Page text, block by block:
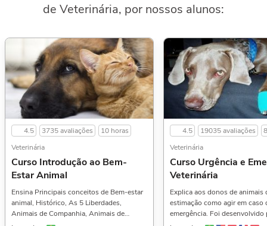
de Veterinária, por nossos alunos:
4.5 3735 avaliações
10 horas
Veterinária
Curso Introdução ao Bem-
Estar Animal
Ensina Principais conceitos de Bem-estar
animal, Histórico, As 5 Liberdades,
Animais de Companhia, Animais de
4.5 19035 avaliações
Veterinária
Curso Urgência e
Veterinária
Explica aos donos de animais
estimação como agir em caso
emergência. Foi desenvolvido